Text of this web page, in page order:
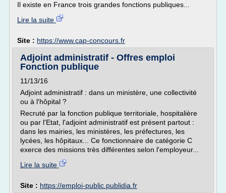
Il existe en France trois grandes fonctions publiques...
Lire la suite
Site : https://www.cap-concours.fr
Adjoint administratif - Offres emploi
Fonction publique
11/13/16
Adjoint administratif : dans un ministère, une collectivité
ou à l'hôpital ?
Recruté par la fonction publique territoriale, hospitalière
ou par l'Etat, l'adjoint administratif est présent partout :
dans les mairies, les ministères, les préfectures, les
lycées, les hôpitaux... Ce fonctionnaire de catégorie C
exerce des missions très différentes selon l'employeur...
Lire la suite
Site : https://emploi-public.publidia.fr